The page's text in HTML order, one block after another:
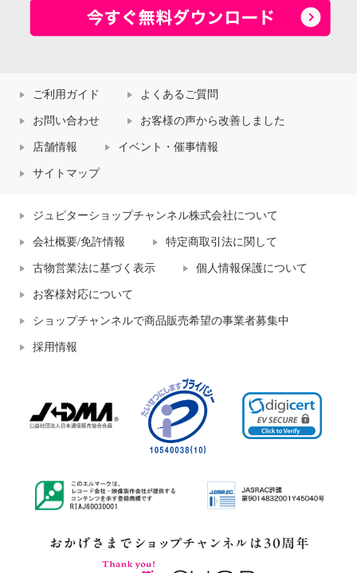
ご利用ガイド よくあるご質問
お問い合わせ お客様の声から改善しました
店舗情報 イベント・催事情報
サイトマップ
ジュピターショップチャンネル株式会社について
会社概要/免許情報 特定商取引法に関して
古物営業法に基づく表示 個人情報保護について
お客様対応について
ショップチャンネルで商品販売希望の事業者募集中
採用情報